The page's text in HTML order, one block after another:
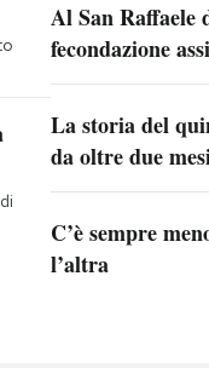
Al San Raffaele
fecondazione
La storia del
da oltre due
C’è sempre
l’altra